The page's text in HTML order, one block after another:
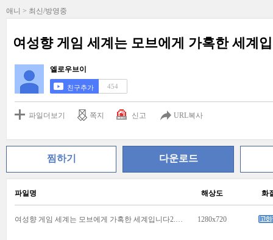
애니 > 최신/방영중
여성향 게임 세계는 모브에게 가혹한 세계
엘로우브이
친구추가 454
파일더보기 쪽지 신고 URL복사
찜하기 다운로드
파일명 해상도 화
여성향 게임 세계는 모브에게 가혹한 세계입니다2.E01.260709.720p-NEXT.mp4 1280x720